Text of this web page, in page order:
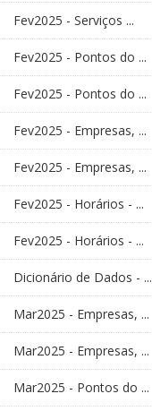
Fev2025 - Serviços ...
Fev2025 - Pontos do ...
Fev2025 - Pontos do ...
Fev2025 - Empresas, ...
Fev2025 - Empresas, ...
Fev2025 - Horários - ...
Fev2025 - Horários - ...
Dicionário de Dados - ...
Mar2025 - Empresas, ...
Mar2025 - Empresas, ...
Mar2025 - Pontos do ...